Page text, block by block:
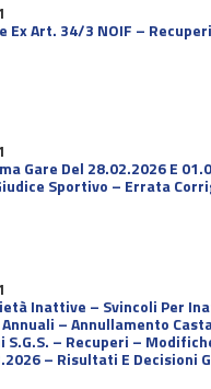
Art. 34/3 NOIF –
Gare Del 28.02.2026 E
Sportivo – Errata
Inattive – Svincoli Per
– Annullamento
– Recuperi –
– Risultati E Decisioni